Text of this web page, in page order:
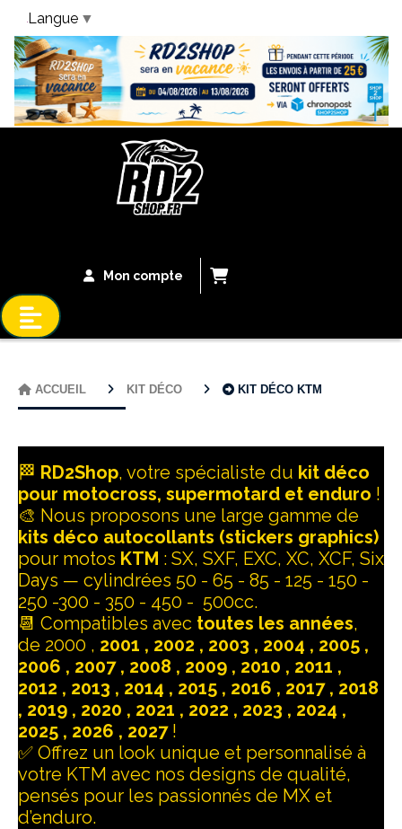
Bandeau Vacances
Mon compte
ACCUEIL KIT DÉCO KIT DÉCO KTM
🏁 RD2Shop, votre spécialiste du kit déco
pour motocross, supermotard et enduro !
🎨 Nous proposons une large gamme de
kits déco autocollants (stickers graphics)
pour motos KTM : SX, SXF, EXC, XC, XCF, Six
Days — cylindrées 50 - 65 - 85 - 125 - 150 -
250 -300 - 350 - 450 - 500cc.
📆 Compatibles avec toutes les années,
de 2000 , 2001 , 2002 , 2003 , 2004 , 2005 ,
2006 , 2007 , 2008 , 2009 , 2010 , 2011 ,
2012 , 2013 , 2014 , 2015 , 2016 , 2017 , 2018
, 2019 , 2020 , 2021 , 2022 , 2023 , 2024 ,
2025 , 2026 , 2027!
✅ Offrez un look unique et personnalisé à
votre KTM avec nos designs de qualité,
pensés pour les passionnés de MX et
d’enduro.
Langue ▼